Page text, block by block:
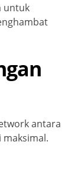
untuk
antara